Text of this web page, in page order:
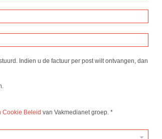
Indien u de factuur per post wilt ontvangen, dan
Cookie Beleid van Vakmedianet groep. *